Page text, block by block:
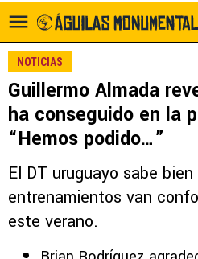
NOTICIAS
Guillermo Almada
ha conseguido en la
“Hemos podido…”
El DT uruguayo sabe
entrenamientos van
este verano.